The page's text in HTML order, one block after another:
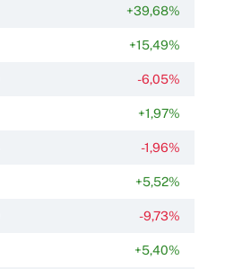
+39,68%
+15,49%
-6,05%
+1,97%
-1,96%
+5,52%
-9,73%
+5,40%